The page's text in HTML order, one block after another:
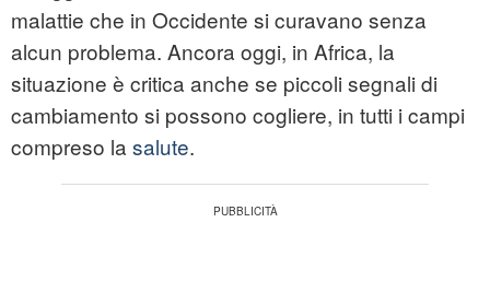
malattie che in Occidente si curavano senza
alcun problema. Ancora oggi, in Africa, la
situazione è critica anche se piccoli segnali di
cambiamento si possono cogliere, in tutti i campi
compreso la salute.